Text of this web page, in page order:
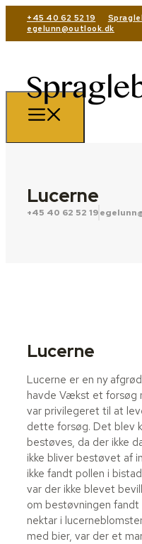
+45 40 62 52 19
egelunn@outlook.dk
Lucerne
+45 40 62 52 19
Lucerne
Lucerne er en ny
havde Vækst et forsøg
var privilegeret til at
dette forsøg. Det blev
bestøves, da der ikke
ikke bliver bestøvet af
ikke fandt pollen i
var der ikke blevet
om bestøvningen
nektar i
med bier, var der et